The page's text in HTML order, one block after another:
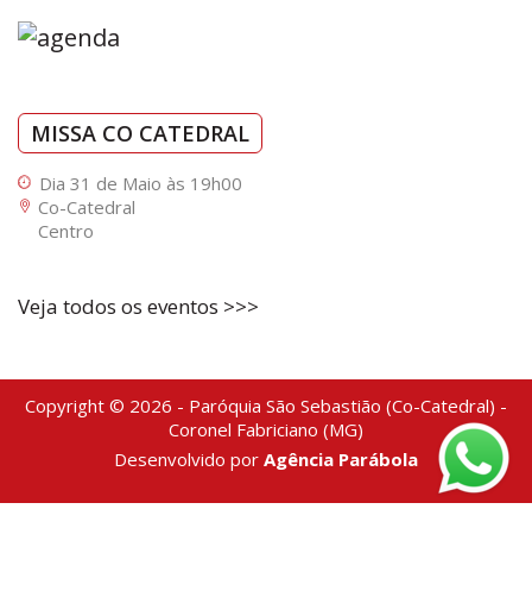
MISSA CO CATEDRAL
Dia 31 de Maio às 19h00
Co-Catedral
Centro
Veja todos os eventos >>>
Copyright © 2026 - Paróquia São Sebastião (Co-Catedral) -
Coronel Fabriciano (MG)
Desenvolvido por Agência Parábola